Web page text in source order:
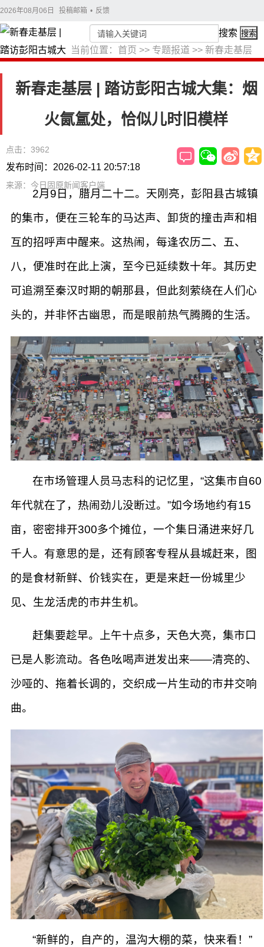
2026年08月06日 投稿邮箱 • 反馈
当前位置： 首页 >> 专题报道 >> 新春走基层
搜索 搜索
新春走基层 | 踏访彭阳古城大集：烟
火氤氲处，恰似儿时旧模样
点击：3962
发布时间：2026-02-11 20:57:18
来源：今日固原新闻客户端
2月9日，腊月二十二。天刚亮，彭阳县古城镇
的集市，便在三轮车的马达声、卸货的撞击声和相
互的招呼声中醒来。这热闹，每逢农历二、五、
八，便准时在此上演，至今已延续数十年。其历史
可追溯至秦汉时期的朝那县，但此刻萦绕在人们心
头的，并非怀古幽思，而是眼前热气腾腾的生活。
在市场管理人员马志科的记忆里，“这集市自60
年代就在了，热闹劲儿没断过。”如今场地约有15
亩，密密排开300多个摊位，一个集日涌进来好几
千人。有意思的是，还有顾客专程从县城赶来，图
的是食材新鲜、价钱实在，更是来赶一份城里少
见、生龙活虎的市井生机。
赶集要趁早。上午十点多，天色大亮，集市口
已是人影流动。各色吆喝声迸发出来——清亮的、
沙哑的、拖着长调的，交织成一片生动的市井交响
曲。
“新鲜的，自产的，温沟大棚的菜，快来看！”